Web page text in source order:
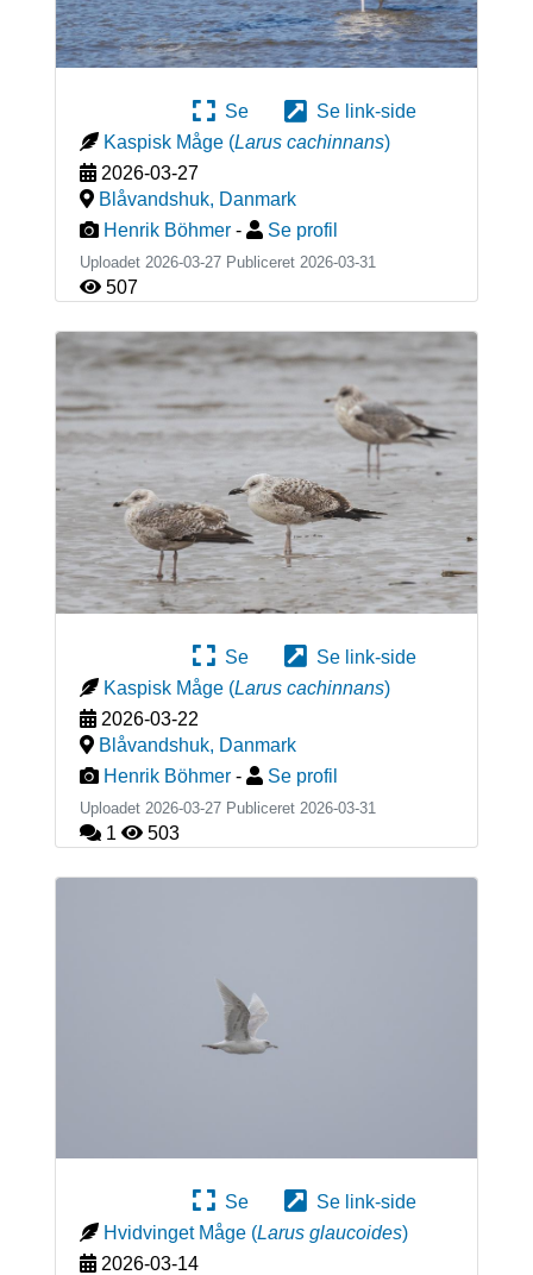
Se
Se link-side
Kaspisk Måge (Larus cachinnans)
2026-03-27
Blåvandshuk, Danmark
Henrik Böhmer - Se profil
Uploadet 2026-03-27 Publiceret 2026-03-31
507
Se
Se link-side
Kaspisk Måge (Larus cachinnans)
2026-03-22
Blåvandshuk, Danmark
Henrik Böhmer - Se profil
Uploadet 2026-03-27 Publiceret 2026-03-31
1 503
Se
Se link-side
Hvidvinget Måge (Larus glaucoides)
2026-03-14